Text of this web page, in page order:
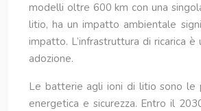
modelli oltre 600 km con una
litio, ha un impatto ambientale
impatto. L’infrastruttura di ricarica
adozione.
Le batterie agli ioni di litio sono le
energetica e sicurezza. Entro il